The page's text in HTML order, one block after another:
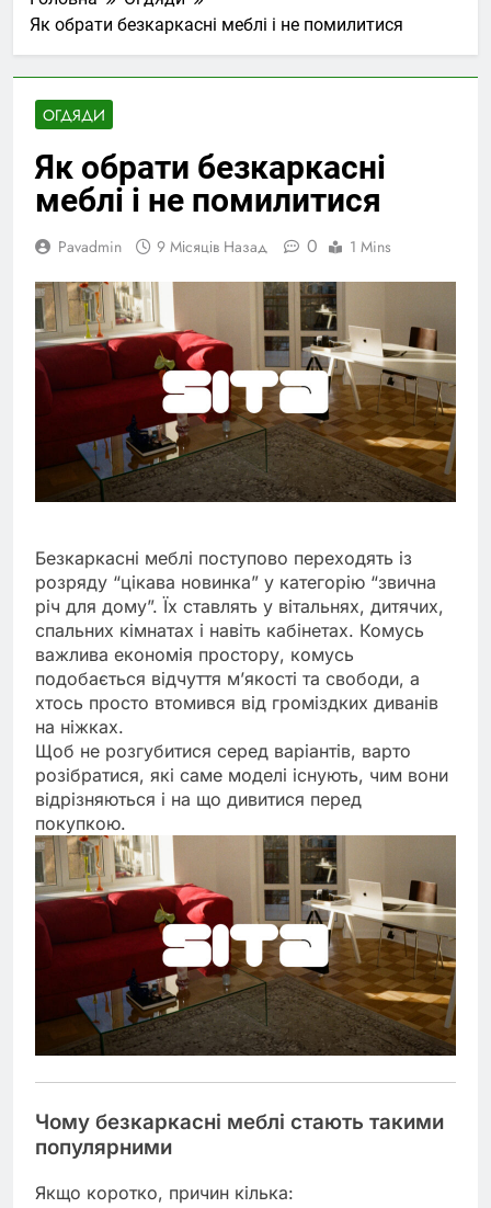
Як обрати безкаркасні меблі і не помилитися
ОГДЯДИ
Як обрати безкаркасні
меблі і не помилитися
Pavadmin 9 Місяців Назад 0 1 Mins
Безкаркасні меблі поступово переходять із
розряду “цікава новинка” у категорію “звична
річ для дому”. Їх ставлять у вітальнях, дитячих,
спальних кімнатах і навіть кабінетах. Комусь
важлива економія простору, комусь
подобається відчуття м’якості та свободи, а
хтось просто втомився від громіздких диванів
на ніжках.
Щоб не розгубитися серед варіантів, варто
розібратися, які саме моделі існують, чим вони
відрізняються і на що дивитися перед
покупкою.
Чому безкаркасні меблі стають такими
популярними
Якщо коротко, причин кілька: